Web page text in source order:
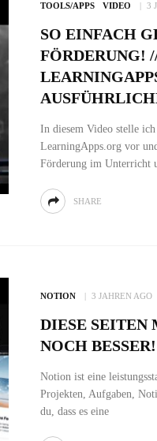
TOOLS/APPS VIDEO 3
SO EINFACH
FÖRDERUNG!
In diesem Video stelle
LearningApps.org vor
Förderung im Unterricht
SHARE
NOTION 3 JAHREN AGO
DIESE SEITEN
NOCH BESSER!
Notion ist eine
Projekten, Aufgaben,
du, dass es eine